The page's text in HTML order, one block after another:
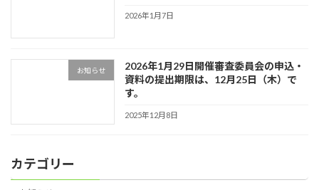
2026年1月7日
お知らせ
2026年1月29日開催審査委員会の申込・
資料の提出期限は、12月25日（木）で
す。
2025年12月8日
カテゴリー